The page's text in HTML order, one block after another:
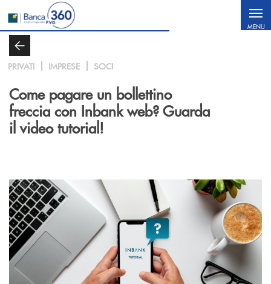
Salta al contenuto principale
MENU
PRIVATI IMPRESE SOCI
Come pagare un bollettino
freccia con Inbank web? Guarda
il video tutorial!